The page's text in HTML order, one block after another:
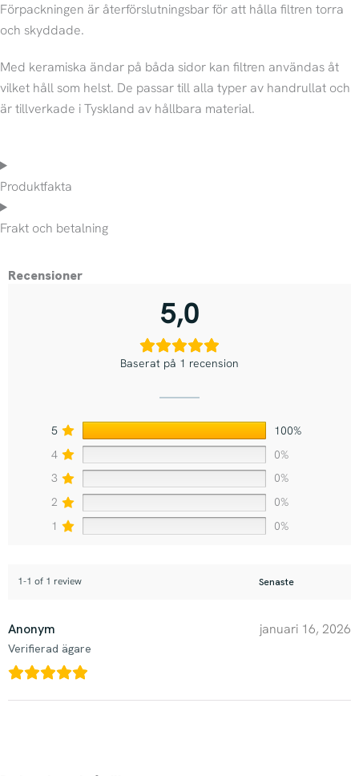
Förpackningen är återförslutningsbar för att hålla filtren torra
och skyddade.
Med keramiska ändar på båda sidor kan filtren användas åt
vilket håll som helst. De passar till alla typer av handrullat och
är tillverkade i Tyskland av hållbara material.
Produktfakta
Frakt och betalning
Recensioner
5,0
Baserat på 1 recension
5
100%
4
0%
3
0%
2
0%
1
0%
1-1 of 1 review
Anonym
Verifierad ägare
januari 16, 2026